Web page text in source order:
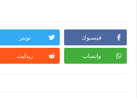
فيسبوك تويتر
واتساب ريدايت